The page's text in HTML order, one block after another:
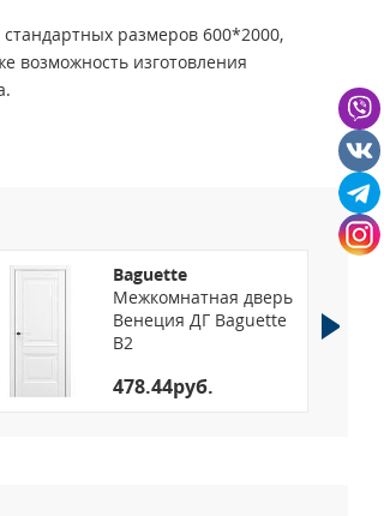
размеров 600*2000,
возможность изготовления
Baguette
Межкомнатная дверь
Венеция ДГ Baguette
B2
478.44руб.